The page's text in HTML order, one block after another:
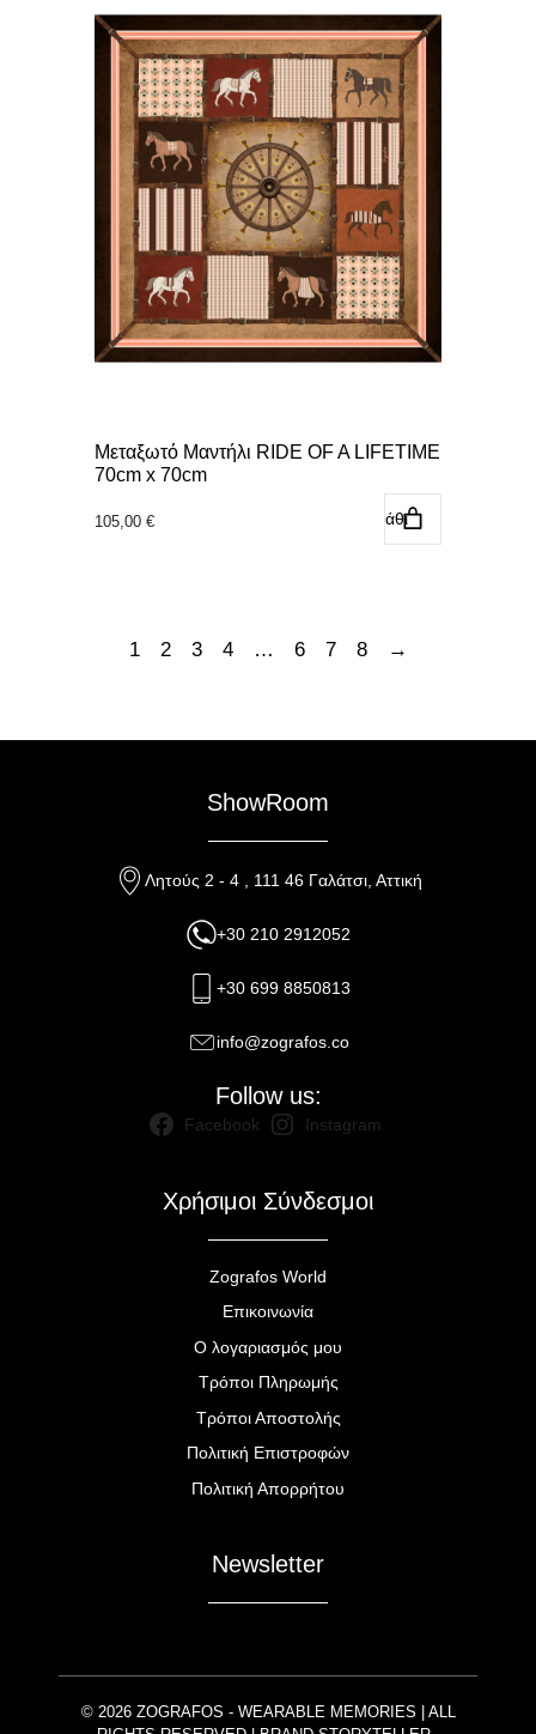
Μεταξωτό Μαντήλι RIDE OF A LIFETIME
70cm x 70cm
105,00 € Προσθήκη στο καλάθι
1 2 3 4 … 6 7 8 →
ShowRoom
Λητούς 2 - 4 , 111 46 Γαλάτσι, Αττική
+30 210 2912052
+30 699 8850813
info@zografos.co
Follow us:
Facebook Instagram
Χρήσιμοι Σύνδεσμοι
Zografos World
Επικοινωνία
Ο λογαριασμός μου
Τρόποι Πληρωμής
Τρόποι Αποστολής
Πολιτική Επιστροφών
Πολιτική Απορρήτου
Newsletter
© 2026 ZOGRAFOS - WEARABLE MEMORIES | ALL